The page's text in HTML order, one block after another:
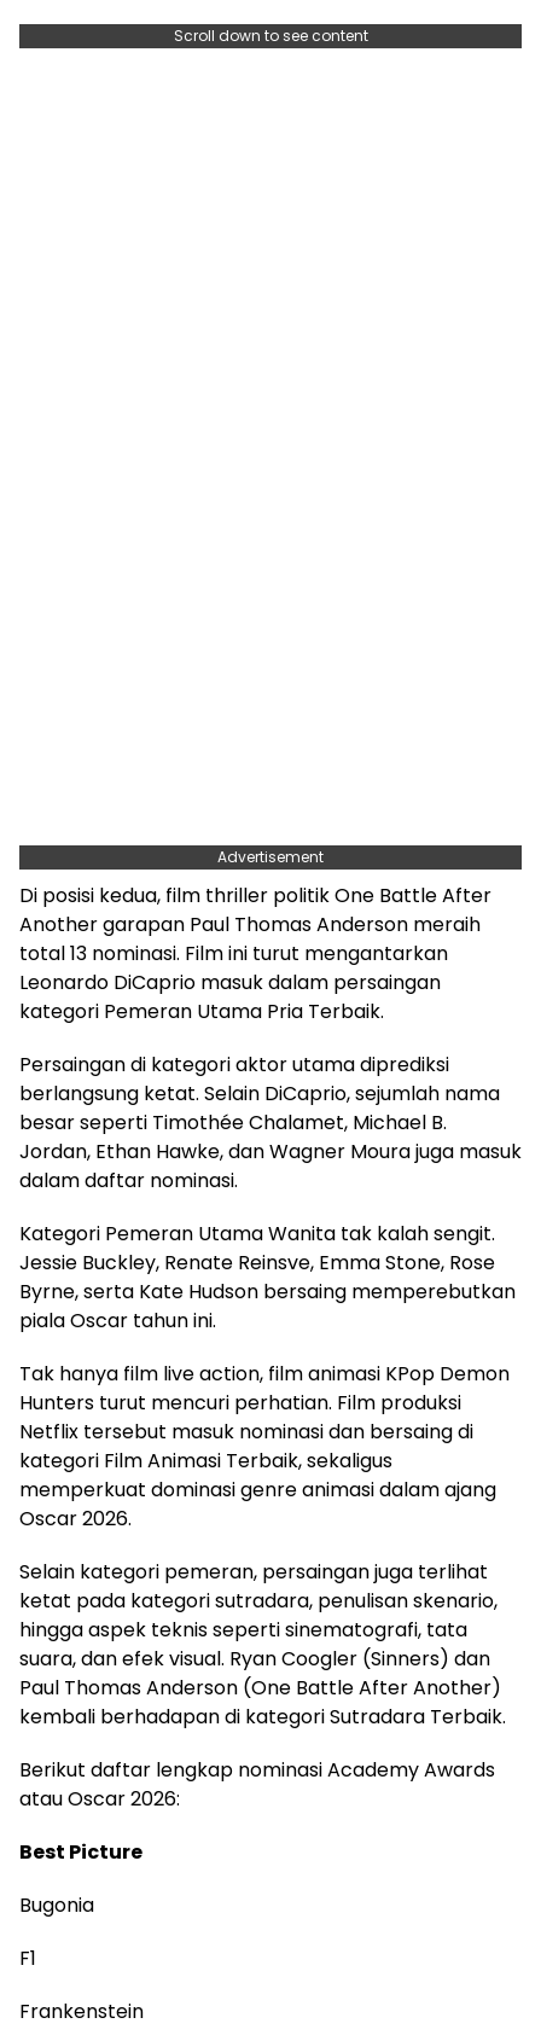
Scroll down to see content
Advertisement
Di posisi kedua, film thriller politik One Battle After
Another garapan Paul Thomas Anderson meraih
total 13 nominasi. Film ini turut mengantarkan
Leonardo DiCaprio masuk dalam persaingan
kategori Pemeran Utama Pria Terbaik.
Persaingan di kategori aktor utama diprediksi
berlangsung ketat. Selain DiCaprio, sejumlah nama
besar seperti Timothée Chalamet, Michael B.
Jordan, Ethan Hawke, dan Wagner Moura juga masuk
dalam daftar nominasi.
Kategori Pemeran Utama Wanita tak kalah sengit.
Jessie Buckley, Renate Reinsve, Emma Stone, Rose
Byrne, serta Kate Hudson bersaing memperebutkan
piala Oscar tahun ini.
Tak hanya film live action, film animasi KPop Demon
Hunters turut mencuri perhatian. Film produksi
Netflix tersebut masuk nominasi dan bersaing di
kategori Film Animasi Terbaik, sekaligus
memperkuat dominasi genre animasi dalam ajang
Oscar 2026.
Selain kategori pemeran, persaingan juga terlihat
ketat pada kategori sutradara, penulisan skenario,
hingga aspek teknis seperti sinematografi, tata
suara, dan efek visual. Ryan Coogler (Sinners) dan
Paul Thomas Anderson (One Battle After Another)
kembali berhadapan di kategori Sutradara Terbaik.
Berikut daftar lengkap nominasi Academy Awards
atau Oscar 2026:
Best Picture
Bugonia
F1
Frankenstein